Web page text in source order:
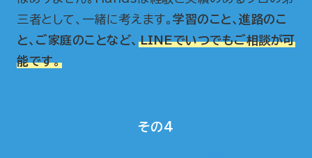
三者として、一緒に考えます。学習のこと、進路のこ
と、ご家庭のことなど、 LINEでいつでもご相談が可
能です。
その4